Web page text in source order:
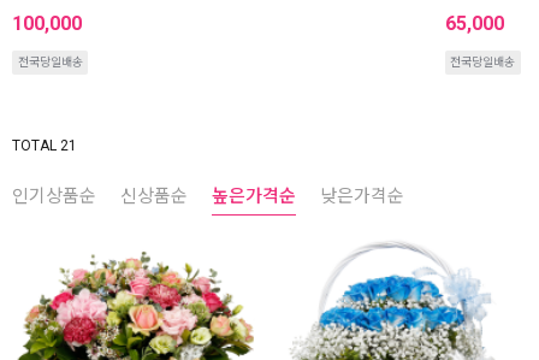
100,000
전국당일배송
65,000
전국당일배송
TOTAL 21
인기상품순 신상품순 높은가격순 낮은가격순